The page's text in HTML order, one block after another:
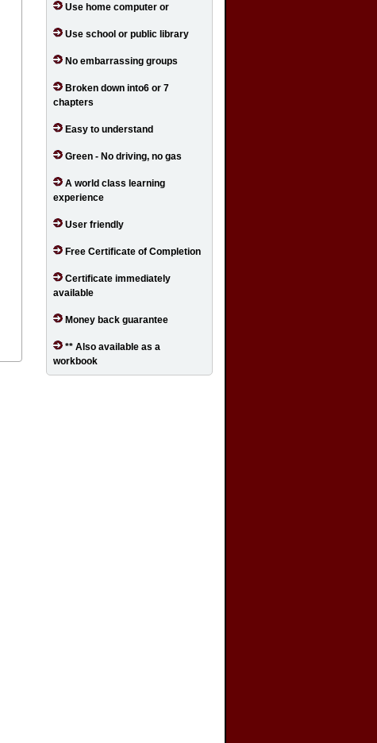
Use home computer or
Use school or public library
No embarrassing groups
Broken down into6 or 7
chapters
Easy to understand
Green - No driving, no gas
A world class learning
experience
User friendly
Free Certificate of Completion
Certificate immediately
available
Money back guarantee
** Also available as a
workbook